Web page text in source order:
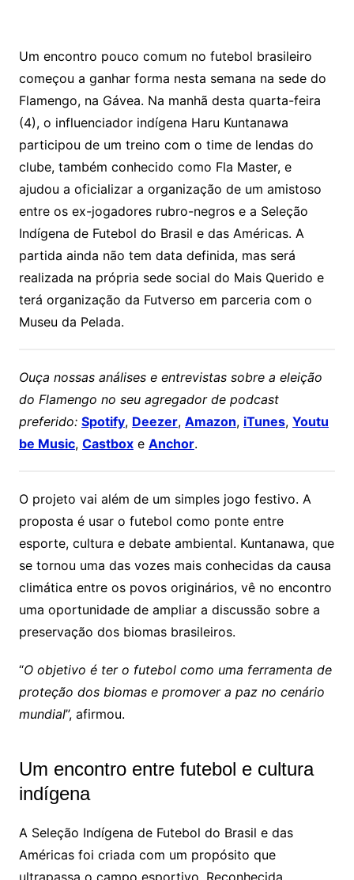
Um encontro pouco comum no futebol brasileiro
começou a ganhar forma nesta semana na sede do
Flamengo, na Gávea. Na manhã desta quarta-feira
(4), o influenciador indígena Haru Kuntanawa
participou de um treino com o time de lendas do
clube, também conhecido como Fla Master, e
ajudou a oficializar a organização de um amistoso
entre os ex-jogadores rubro-negros e a Seleção
Indígena de Futebol do Brasil e das Américas. A
partida ainda não tem data definida, mas será
realizada na própria sede social do Mais Querido e
terá organização da Futverso em parceria com o
Museu da Pelada.
Ouça nossas análises e entrevistas sobre a eleição
do Flamengo no seu agregador de podcast
preferido: Spotify, Deezer, Amazon, iTunes, Youtu
be Music, Castboxe Anchor.
O projeto vai além de um simples jogo festivo. A
proposta é usar o futebol como ponte entre
esporte, cultura e debate ambiental. Kuntanawa, que
se tornou uma das vozes mais conhecidas da causa
climática entre os povos originários, vê no encontro
uma oportunidade de ampliar a discussão sobre a
preservação dos biomas brasileiros.
“O objetivo é ter o futebol como uma ferramenta de
proteção dos biomas e promover a paz no cenário
mundial”, afirmou.
Um encontro entre futebol e cultura
indígena
A Seleção Indígena de Futebol do Brasil e das
Américas foi criada com um propósito que